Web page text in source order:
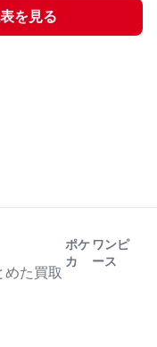
を見る
た買取
ポケ
カ
ワンピ
ース